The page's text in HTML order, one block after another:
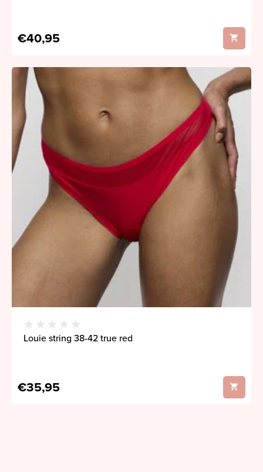
€40,95
Louie string 38-42 true red
€35,95